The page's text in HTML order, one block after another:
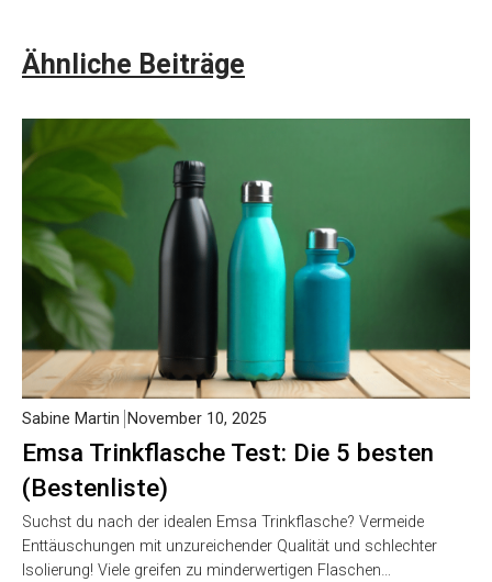
Ähnliche Beiträge
Emsa Trinkflasche Test: Die 5 besten
(Bestenliste)
Sabine Martin November 10, 2025
Suchst du nach der idealen Emsa Trinkflasche? Vermeide
Enttäuschungen mit unzureichender Qualität und schlechter
Isolierung! Viele greifen zu minderwertigen Flaschen…